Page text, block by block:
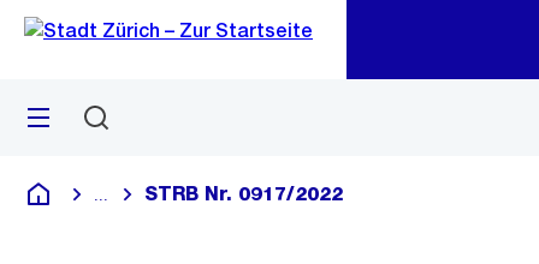
Navigation
Sprunglink
Menü
Deutsch
Blende alle Breadcrumbs ein
STRB Nr. 0917/2022